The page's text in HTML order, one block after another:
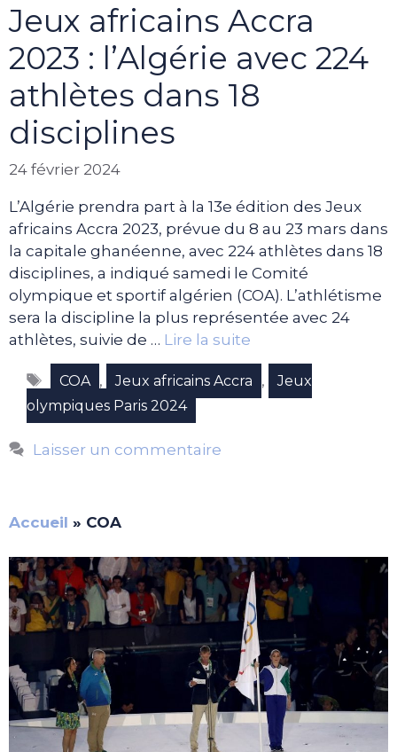
Jeux africains Accra
2023 : l’Algérie avec 224
athlètes dans 18
disciplines
24 février 2024
L’Algérie prendra part à la 13e édition des Jeux
africains Accra 2023, prévue du 8 au 23 mars dans
la capitale ghanéenne, avec 224 athlètes dans 18
disciplines, a indiqué samedi le Comité
olympique et sportif algérien (COA). L’athlétisme
sera la discipline la plus représentée avec 24
athlètes, suivie de … Lire la suite
Étiquettes
COA , Jeux africains Accra ,
Jeux
olympiques Paris 2024
Laisser un commentaire
Accueil » COA